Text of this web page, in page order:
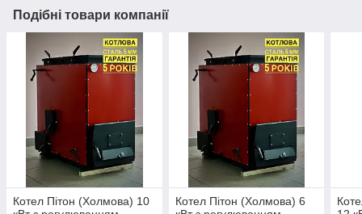
Подібні товари компанії
Котел Пітон (Холмова) 10
Котел Пітон (Холмова) 6